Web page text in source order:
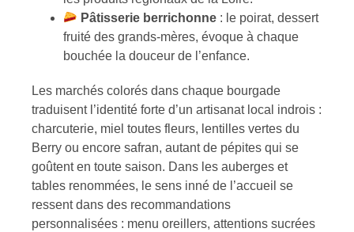
Pâtisserie berrichonne : le poirat, dessert
fruité des grands-mères, évoque à chaque
bouchée la douceur de l’enfance.
Les marchés colorés dans chaque bourgade
traduisent l’identité forte d’un artisanat local indrois :
charcuterie, miel toutes fleurs, lentilles vertes du
Berry ou encore safran, autant de pépites qui se
goûtent en toute saison. Dans les auberges et
tables renommées, le sens inné de l’accueil se
ressent dans des recommandations
personnalisées : menu oreillers, attentions sucrées